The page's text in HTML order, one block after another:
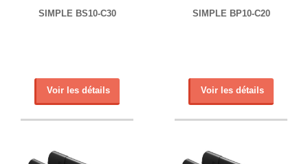
SIMPLE BS10-C30
Voir les détails
SIMPLE BP10-C20
Voir les détails